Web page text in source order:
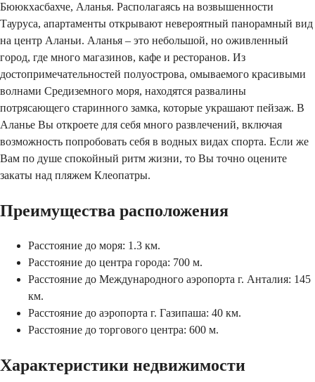
Бююкхасбахче, Аланья. Располагаясь на возвышенности
Тауруса, апартаменты открывают невероятный панорамный вид
на центр Аланьи. Аланья – это небольшой, но оживленный
город, где много магазинов, кафе и ресторанов. Из
достопримечательностей полуострова, омываемого красивыми
волнами Средиземного моря, находятся развалины
потрясающего старинного замка, которые украшают пейзаж. В
Аланье Вы откроете для себя много развлечений, включая
возможность попробовать себя в водных видах спорта. Если же
Вам по душе спокойный ритм жизни, то Вы точно оцените
закаты над пляжем Клеопатры.
Преимущества расположения
Расстояние до моря: 1.3 км.
Расстояние до центра города: 700 м.
Расстояние до Международного аэропорта г. Анталия: 145
км.
Расстояние до аэропорта г. Газипаша: 40 км.
Расстояние до торгового центра: 600 м.
Характеристики недвижимости